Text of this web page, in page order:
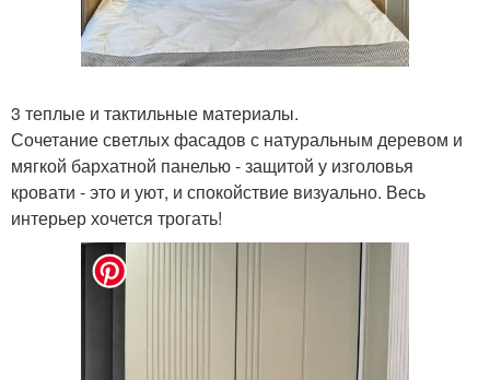
3 теплые и тактильные материалы.
Сочетание светлых фасадов с натуральным деревом и
мягкой бархатной панелью - защитой у изголовья
кровати - это и уют, и спокойствие визуально. Весь
интерьер хочется трогать!